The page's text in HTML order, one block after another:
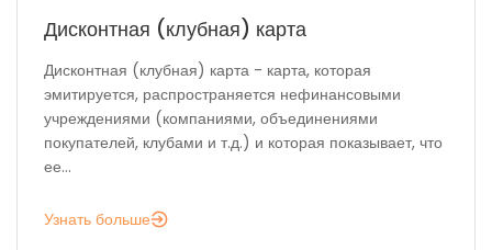
Дисконтная (клубная) карта
Дисконтная (клубная) карта - карта, которая
эмитируется, распространяется нефинансовыми
учреждениями (компаниями, объединениями
покупателей, клубами и т.д.) и которая показывает, что
ее...
Узнать больше